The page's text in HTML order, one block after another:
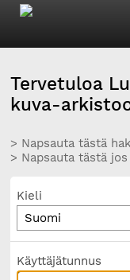
Tervetuloa
kuva-
> Napsauta tästä
> Napsauta tästä
Kieli
Käyttäjätunnus